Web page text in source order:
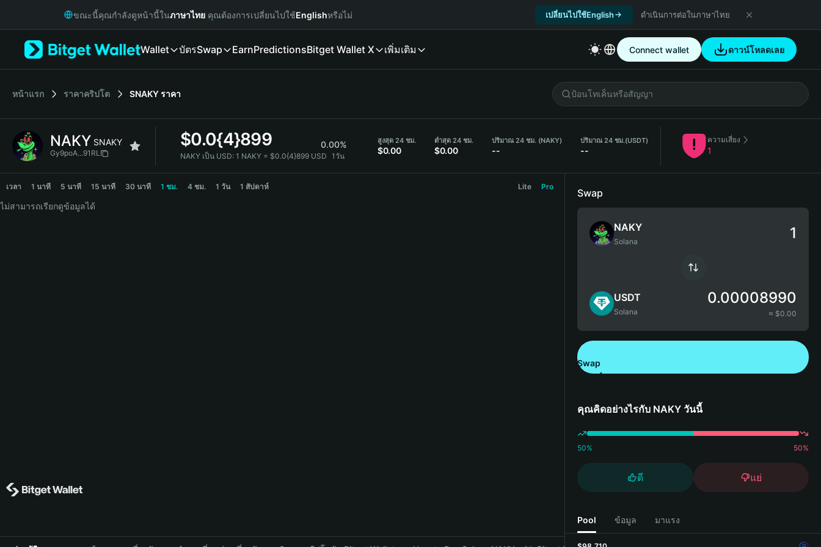
Русский
Italiano
简体中文
繁體中文
Bahasa Indonesia
हिन्दी
ขณะนี้คุณกำลังดูหน้านี้ในภาษาไทย คุณต้องการเปลี่ยนไปใช้Englishหรือไม่ เปลี่ยนไปใช้English ดำเนินการต่อในภาษาไทย
Wallet บัตรSwap EarnPredictionsBitget Wallet X เพิ่มเติม Connect wallet ดาวน์โหลดเลย
หน้าแรก ราคาคริปโต SNAKYราคา
NAKY SNAKY
Gy9poA...91RL
$0.0{4}899 0.00%
NAKY เป็น USD: 1 NAKY = $0.0{4}899 USD 1วัน
สูงสุด 24 ชม.
$0.00
ต่ำสุด 24 ชม.
$0.00
ปริมาณ 24 ชม. (NAKY)
--
ปริมาณ 24 ชม.(USDT)
--
ความเสี่ยง
1
NAKY Price Chart
เวลา 1 นาที 5 นาที 15 นาที 30 นาที 1 ชม. 4 ชม. 1 วัน 1 สัปดาห์ Lite Pro
ไม่สามารถเรียกดูข้อมูลได้
Swap
NAKY
Solana
USDT
Solana
0.00008990
≈ $0.00
Swap
คุณคิดอย่างไรกับ NAKY วันนี้
50% 50%
ดี แย่
Pool ข้อมูล มาแรง